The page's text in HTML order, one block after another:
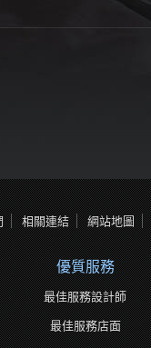
相關連結 網站地圖
優質服務
最佳服務設計師
最佳服務店面